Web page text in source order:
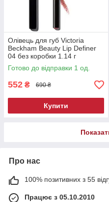
Олівець для губ Victoria
Beckham Beauty Lip Definer
04 без коробки 1.14 г
Готово до відправки 1 од.
552 ₴ 690 ₴
Купити
Про нас
100% позитивних з 55
Працює з 05.10.2010